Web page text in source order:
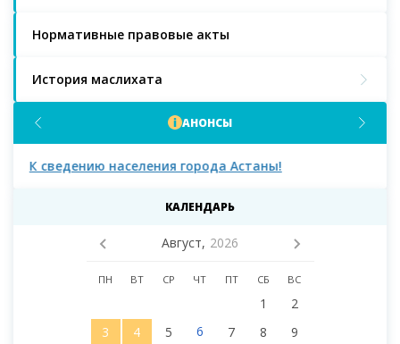
Нормативные правовые акты
История маслихата
АНОНСЫ
К сведению населения города Астаны!
КАЛЕНДАРЬ
Август, 2026
ПН ВТ СР ЧТ ПТ СБ ВС
1
2
3
4 5 6 7 8
9